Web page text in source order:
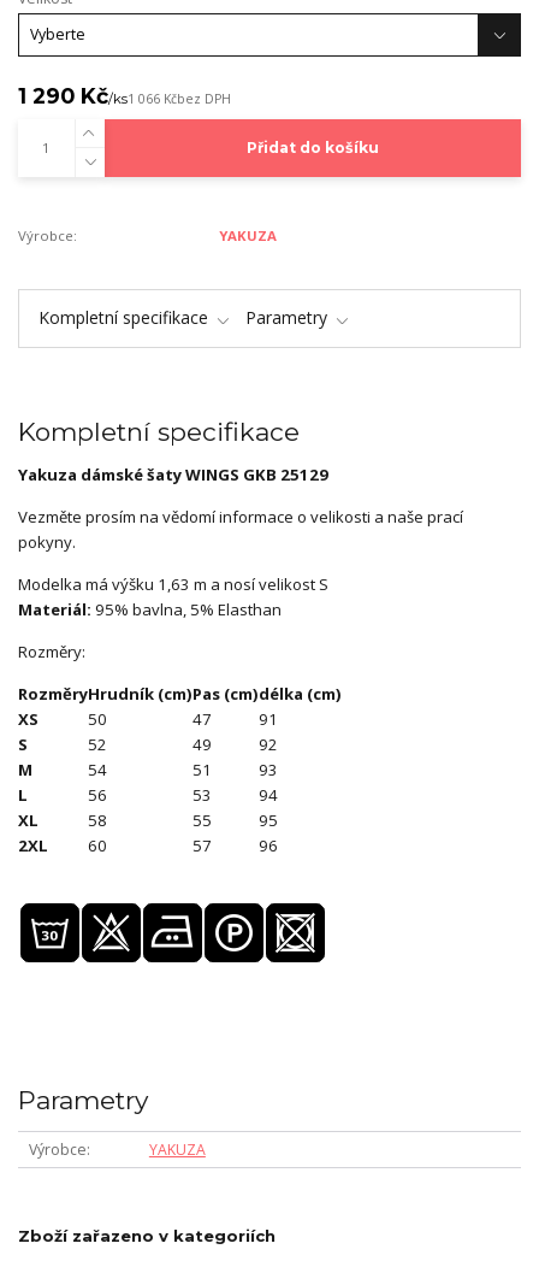
1 290 Kč/ks1 066 Kčbez DPH
Přidat do košíku
Výrobce: YAKUZA
Kompletní specifikace Parametry
Kompletní specifikace
Yakuza dámské šaty WINGS GKB 25129
Vezměte prosím na vědomí informace o velikosti a naše prací
pokyny.
Modelka má výšku 1,63 m a nosí velikost S
Materiál: 95% bavlna, 5% Elasthan
Rozměry:
RozměryHrudník (cm)Pas (cm)délka (cm)
XS
50 47
91
S
52 49
92
M
54 51
93
L
56 53
94
XL
58 55
95
2XL
60 57 96
Parametry
Výrobce YAKUZA
Zboží zařazeno v kategoriích